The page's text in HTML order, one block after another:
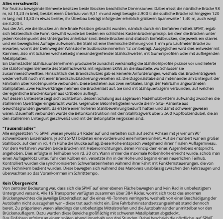
Alles verschweißt
Für final zu bewegende Elemente besitzen beide Brücken beachtliche Dimensionen: Dabei misst die nördliche Brücke 98
m, ist 13,23 m breit, besitzt einen Überbau von 9,31 m und wiegt besagte 2.900 t; die südliche Brücke ist hingegen 120
m lang, mit 13,80 m etwas breiter, ihr Überbau beträgt infolge der erheblich größeren Spannweite 11,40 m, auch wiegt
sie 3.200 t.
Aus der Art, wie die Brücken an ihre finale Position gebracht wurden, nämlich durch ein Einfahren mittels SPMT, ergab
sich letztendlich die Form. Gewählt wurde bei beiden ein schlichtes Kastenbrückenprinzip, bei dem die Brücken unter
jedem Knotenpunkt des Untergurtes anhebbar sind. Beide Brücken sind statisch Einfeldbrücken, die jeweils ein starres
und ein bewegliches Auflager aufweisen. Bei Stahl ist eine thermische Dehnung von 1 mm pro Laufmeter Brücke zu
erwarten, womit der Dehnweg der Wilnsdorfer Südbrücke immerhin 12 cm beträgt. Ausgeglichen wird dies entweder mit
Kämmen, also mit Scharen wechselseitig ineinandergreifender Stahlschwerter, mit Gummiprofilen oder mit aufliegenden
Metallplatten.
Ein Darmstädter Stahlbauunternehmen produzierte zunächst werksmäßig die Stahlhohlprofile präzise vor und lieferte
die stabförmigen Elemente des Stahlfachwerks mit regulären LKWs an die Baustelle, wo Schlosser sie
zusammenschweißten. Hinsichtlich des Brandschutzes gab es keinerlei Anforderungen, weshalb das Brückentragwerk
weder verfüllt noch mit einer Brandschutzlackierung versehen ist. Die Diagonalstäbe sind miteinander am Untergurt der
Fahrbahn über Knotenpunkte verbunden. Diese bestehen aus zwei vertikalen, längs der Fahrbahn angeordneten
Stahlplatten. Zwei Fachwerkträger nehmen die Brückenlast auf. Sie sind mit Stahlquerträgern verbunden, auf welchen
der eigentliche Brückenkörper aus Ortbeton aufliegt.
Auf dessen Unterseite zeigt sich Sichtbeton, dessen Schalung aus sägerauen Nadelholzbrettern aufwändig zwischen die
stählernen Querträger eingebracht wurde. Gegenüber Betonfertigteilen wurde die In- Situ- Variante aus
Gewichtsgründen gewählt, da erstere einer höheren Stahlbewehrung bedurft hätten und damit schwerer gewesen
wären. Dauerhaft verbunden wurde die Betonkonstruktion mit dem Stahltragwerk über 3.500 Kopfbolzendübel, die an
den stählernen Untergurt geschweißt und mit der Betonplatte vergossen sind.
"Tausendrädler"
Alle eingesetzten 16 SPMT wiesen jeweils 24 Räder auf und verteilten sich auf sechs Achsen mit je vier um 90°
schwenkbaren Einzelrädern. Je acht SPMT bildeten eine vordere und eine hintere Einheit. Auf sie montiert war ein großer
Stahlbock, auf dem in rd. 4 m Höhe die Brücke auflag. Diese Höhe entsprach weitgehend ihrem finalen Auflagerniveau.
Vor dem Verfahren wurden beide Brücken mit Hebevorrichtungen, deren Prinzip dem eines Wagenhebers entspricht,
angehoben. Dies erfolgte in Teilhüben von rd. 30 cm. Wann immer die maximale Kolbenhöhe erreicht wurde, schob man
einen Auflagerklotz unter, fuhr den Kolben ein, versetzte ihn in der Höhe und begann einen neuerlichen Teilhub.
Kontrolliert wurden die synchronisierten Schwerlasteinheiten während ihrer Fahrt mit Funkfernsteuerungen, die von
zwei Technikern bedient wurden. Diese bewegten sich während des Manövers unablässig zwischen den Fahrzeugen und
überwachten so das Vorankommen im Schritttempo.
Kein Übergewicht
Von zentraler Bedeutung war, dass sich die SPMT auf einer ebenen Fläche bewegten und kein Rad in unbefestigtem
Untergrund versank. Alle 16 Transporter verfügten zusammen über 384 Räder, womit sich trotz des enormen
Brückengewichtes die jeweilige Einzelradlast auf die eines 40-Tonners verringerte, weshalb von einer Beschädigung der
Autobahn nicht auszugehen war – diese trat auch nicht ein. Eine Fahrbahninstandsetzungseinheit stand dennoch
bereit. Zu präparieren waren allerdings der unbefestigte Mittelstreifen und die Autobahnränder unmittelbar vor den
Brückenauflagern. Dazu wurden diese Bereiche großflächig mit schweren Metallplatten abgedeckt.